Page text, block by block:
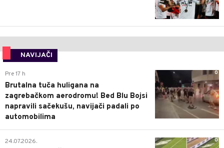
NAVIJAČI
0
Pre 17 h
Brutalna tuča huligana na
zagrebačkom aerodromu! Bed Blu Bojsi
napravili sačekušu, navijači padali po
automobilima
0
24.07.2026.